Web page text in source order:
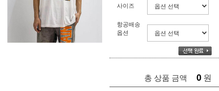
사이즈
항공배송
옵션
총 상품 금액 0 원